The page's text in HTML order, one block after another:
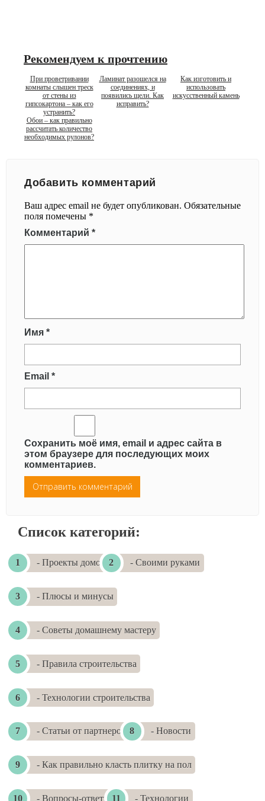
Рекомендуем к прочтению
При проветривании
комнаты слышен треск
от стены из
гипсокартона – как его
устранить?
Ламинат разошелся на
соединениях, и
появились щели. Как
исправить?
Как изготовить и
использовать
искусственный камень
Обои – как правильно
рассчитать количество
необходимых рулонов?
Добавить комментарий
Ваш адрес email не будет опубликован. Обязательные
поля помечены *
Комментарий *
Имя *
Email *
Сохранить моё имя, email и адрес сайта в
этом браузере для последующих моих
комментариев.
Список категорий:
- Проекты домов - Своими руками
- Плюсы и минусы
- Советы домашнему мастеру
- Правила строительства
- Технологии строительства
- Статьи от партнеров - Новости
- Как правильно класть плитку на пол
- Вопросы-ответы - Технологии